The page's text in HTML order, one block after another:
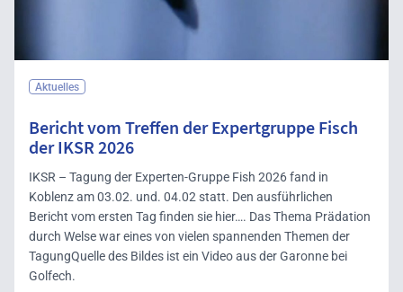
Aktuelles
Bericht vom Treffen der Expertgruppe Fisch
der IKSR 2026
IKSR – Tagung der Experten-Gruppe Fish 2026 fand in
Koblenz am 03.02. und. 04.02 statt. Den ausführlichen
Bericht vom ersten Tag finden sie hier…. Das Thema Prädation
durch Welse war eines von vielen spannenden Themen der
TagungQuelle des Bildes ist ein Video aus der Garonne bei
Golfech.